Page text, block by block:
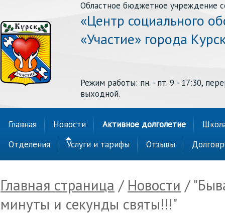
Областное бюджетное учреждение
«Центр социального
«Участие» города
Режим работы: пн. - пт. 9 - 17:30,
выходной.
Главная Новости Активное долголетие
Отделения
Услуги и тарифы Отзывы
Главная страница / Новости /
минуты и секунды святы!!!"